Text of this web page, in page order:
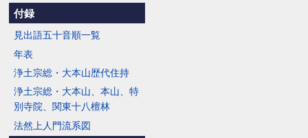
付録
見出語五十音順一覧
年表
浄土宗総・大本山歴代住持
浄土宗総・大本山、本山、特
別寺院、関東十八檀林
法然上人門流系図